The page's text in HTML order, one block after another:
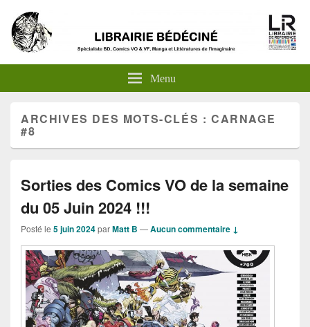
Menu
ARCHIVES DES MOTS-CLÉS :CARNAGE
#8
Sorties des Comics VO de la semaine
du 05 Juin 2024 !!!
Posté le 5 juin 2024parMatt B —Aucun commentaire ↓